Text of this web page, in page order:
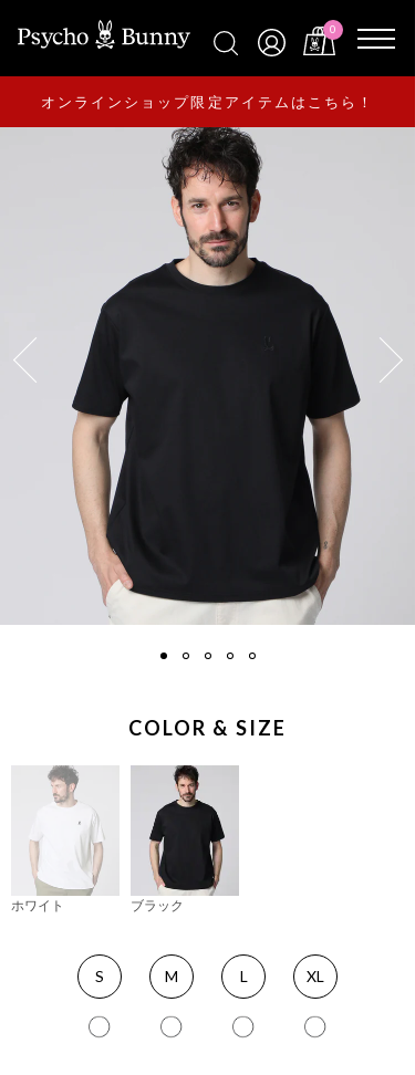
0
オンラインショップ限定アイテムはこちら！
COLOR & SIZE
ホワイト ブラック
S M L XL